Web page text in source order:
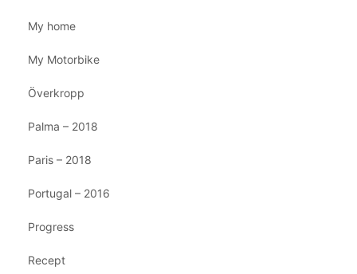
My home
My Motorbike
Överkropp
Palma – 2018
Paris – 2018
Portugal – 2016
Progress
Recept